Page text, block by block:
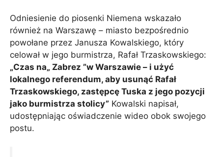
Odniesienie do piosenki Niemena wskazało
również na Warszawę – miasto bezpośrednio
powołane przez Janusza Kowalskiego, który
celował w jego burmistrza, Rafał Trzaskowskiego:
„Czas na„ Zabrez ”w Warszawie – i użyć
lokalnego referendum, aby usunąć Rafał
Trzaskowskiego, zastępcę Tuska z jego pozycji
jako burmistrza stolicy” Kowalski napisał,
udostępniając oświadczenie wideo obok swojego
postu.